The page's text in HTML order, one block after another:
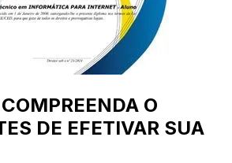
O
DE EFETIVAR SUA